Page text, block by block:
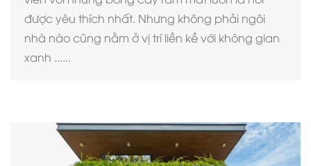
được yêu thích nhất. Nhưng không phải ngôi
nhà nào cũng nằm ở vị trí liền kề với không gian
xanh ......